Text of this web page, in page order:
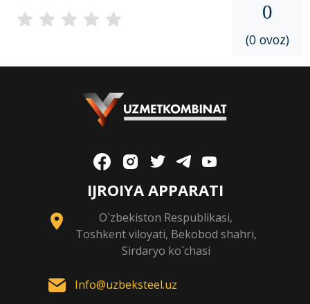
0
(0 ovoz)
IJROIYA APPARATI
O`zbekiston Respublikasi,
Toshkent viloyati, Bekobod shahri,
Sirdaryo ko`chasi
Info@uzbeksteel.uz